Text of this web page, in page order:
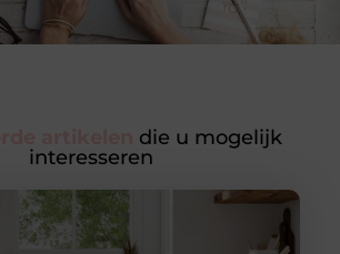
die u mogelijk
interesseren